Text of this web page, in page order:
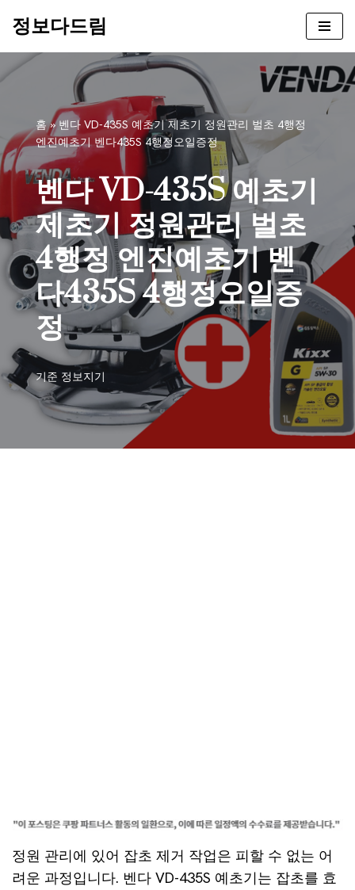
텐
너
뛰
기
정보다드림
홈»벤다 VD-435S 예초기 제초기 정원관리 벌초 4행정
엔진예초기 벤다435S 4행정오일증정
벤다 VD-435S 예초기
제초기 정원관리 벌초
4행정 엔진예초기 벤
다435S 4행정오일증
정
기준 정보지기
정원 관리에 있어 잡초 제거 작업은 피할 수 없는 어
려운 과정입니다. 벤다 VD-435S 예초기는 잡초를 효